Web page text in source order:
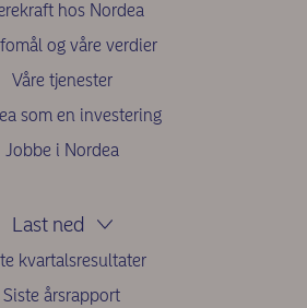
hos Nordea
og våre verdier
Våre tjenester
som en investering
Jobbe i Nordea
Last ned
kvartalsresultater
Siste årsrapport